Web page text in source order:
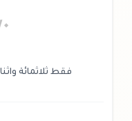
فقط ثلاثمائة